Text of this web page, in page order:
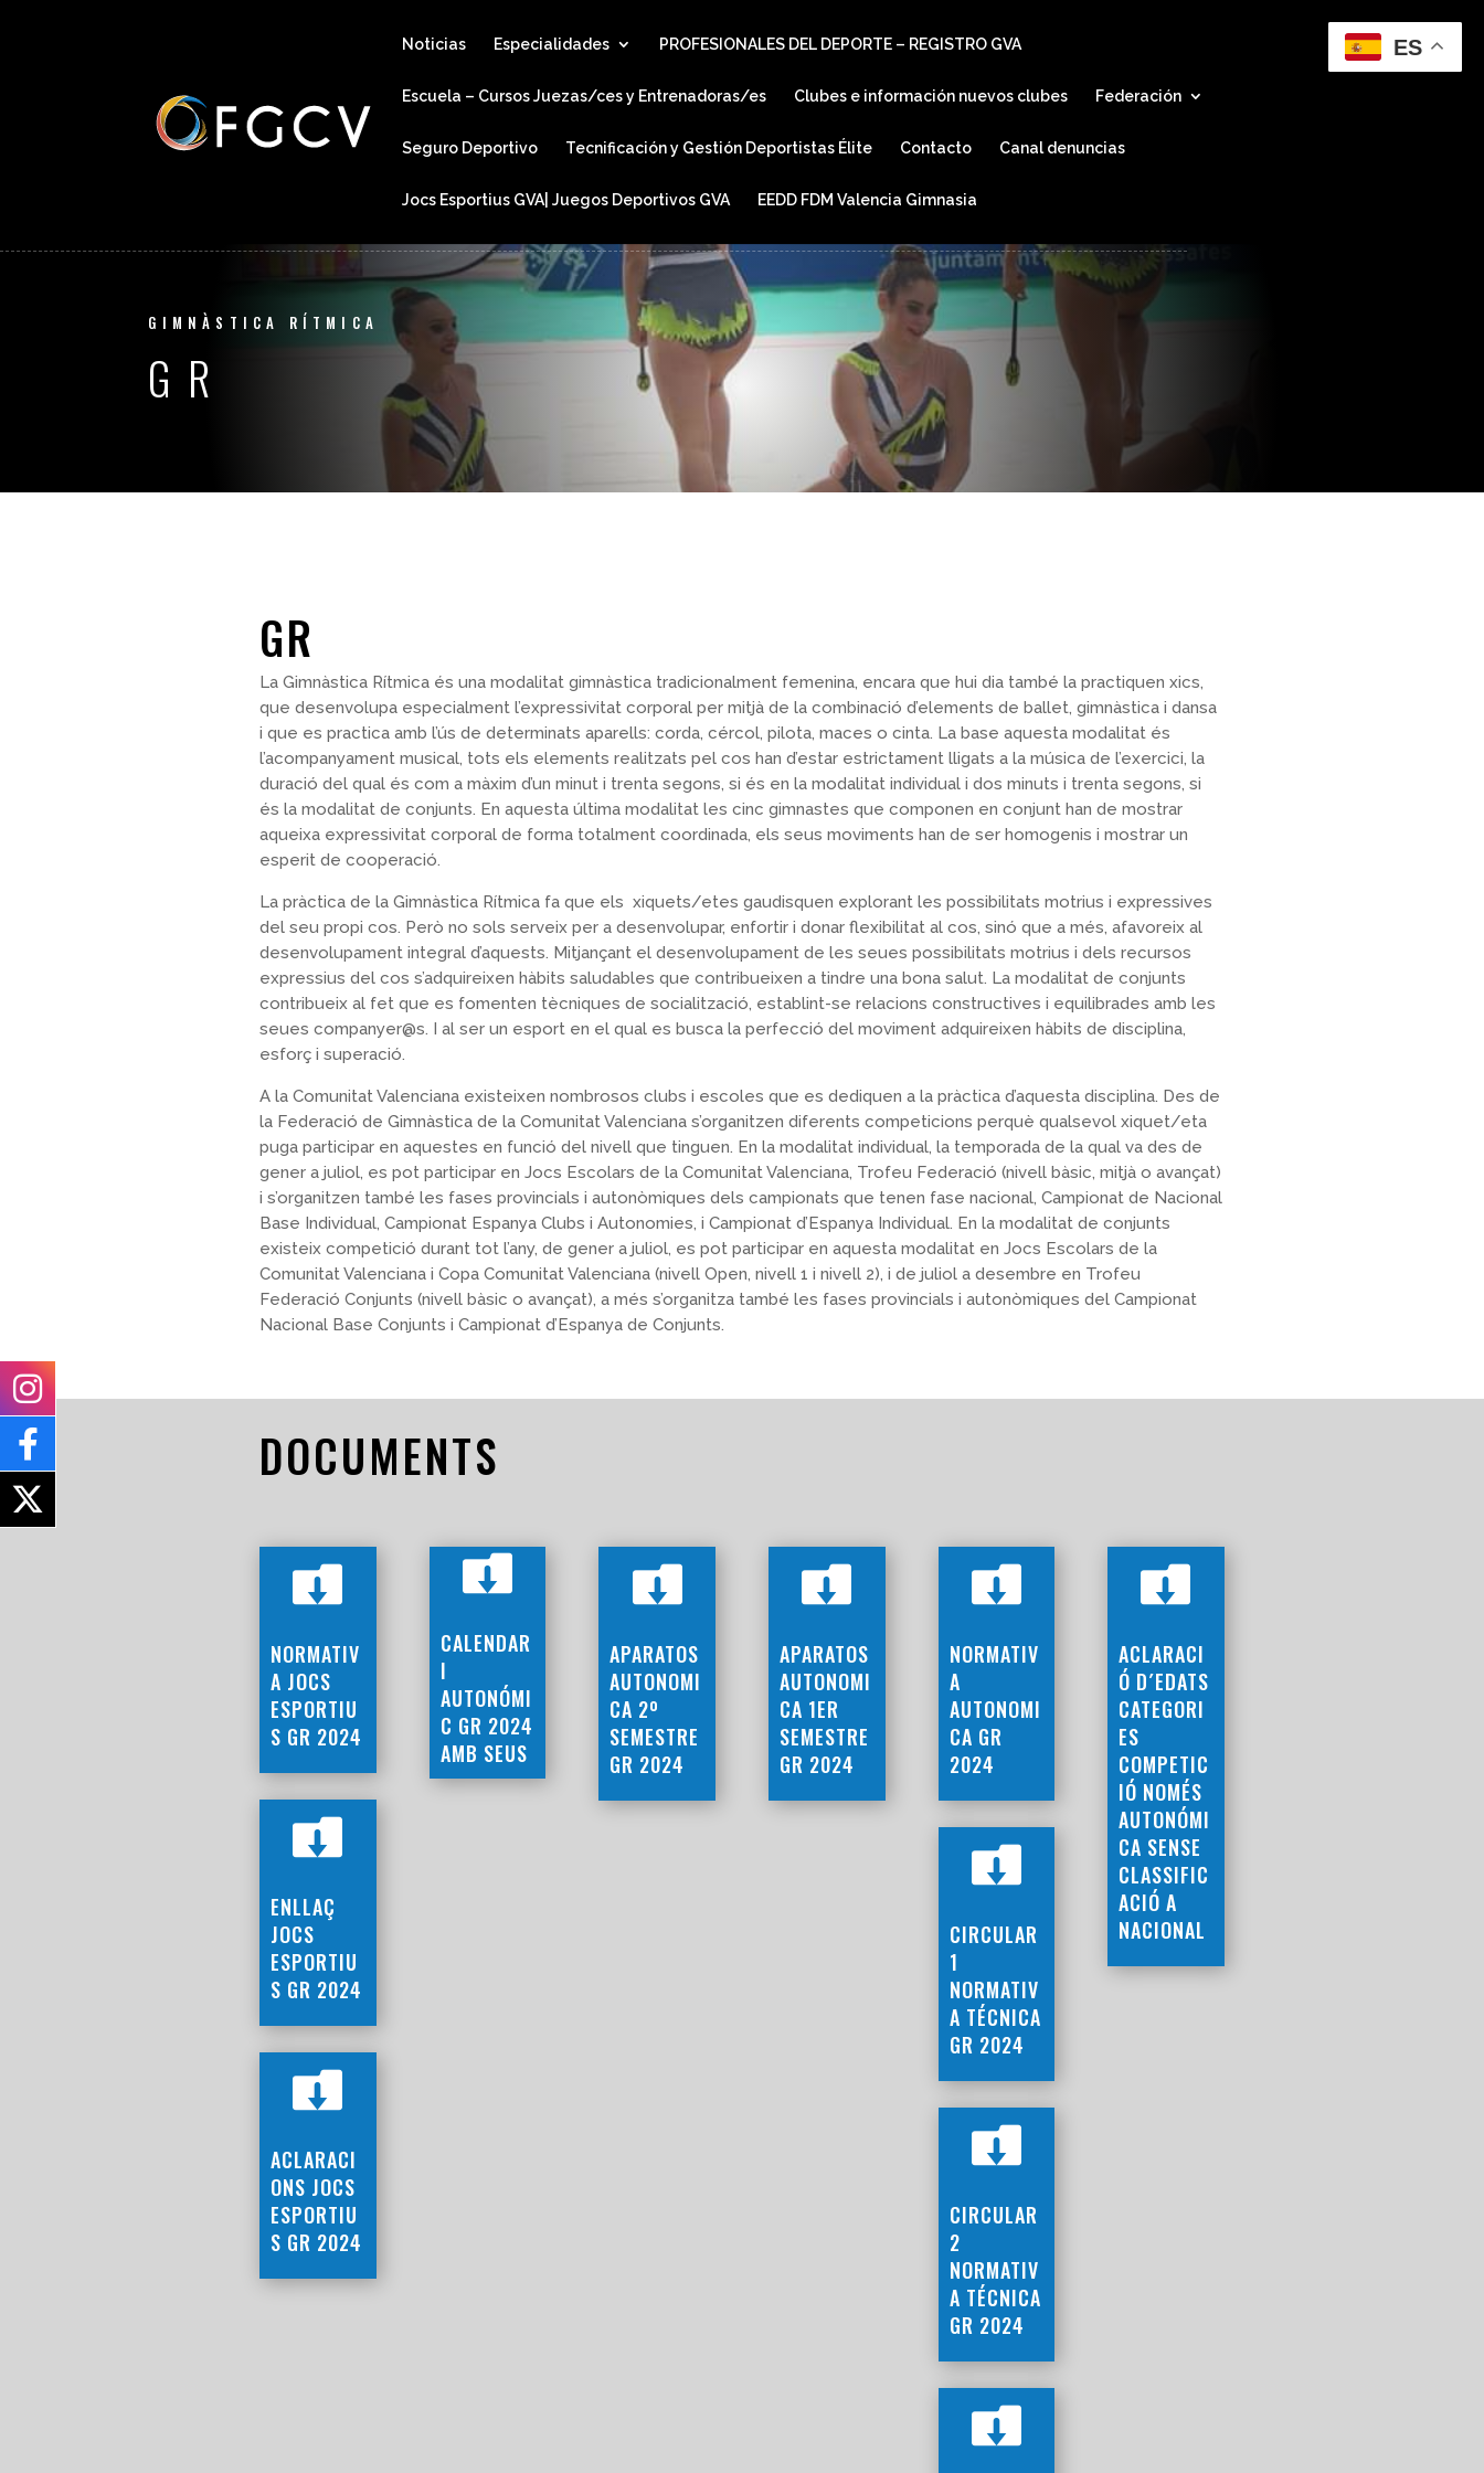
Noticias Especialidades PROFESIONALES DEL DEPORTE – REGISTRO GVA
Escuela – Cursos Juezas/ces y Entrenadoras/es Clubes e información nuevos clubes Federación
Seguro Deportivo Tecnificación y Gestión Deportistas Élite Contacto Canal denuncias
Jocs Esportius GVA| Juegos Deportivos GVA EEDD FDM Valencia Gimnasia
GIMNÀSTICA RÍTMICA
GR
GR
La Gimnàstica Rítmica és una modalitat gimnàstica tradicionalment femenina, encara que hui dia també la practiquen xics,
que desenvolupa especialment l’expressivitat corporal per mitjà de la combinació d’elements de ballet, gimnàstica i dansa
i que es practica amb l’ús de determinats aparells: corda, cércol, pilota, maces o cinta. La base aquesta modalitat és
l’acompanyament musical, tots els elements realitzats pel cos han d’estar estrictament lligats a la música de l’exercici, la
duració del qual és com a màxim d’un minut i trenta segons, si és en la modalitat individual i dos minuts i trenta segons, si
és la modalitat de conjunts. En aquesta última modalitat les cinc gimnastes que componen en conjunt han de mostrar
aqueixa expressivitat corporal de forma totalment coordinada, els seus moviments han de ser homogenis i mostrar un
esperit de cooperació.
La pràctica de la Gimnàstica Rítmica fa que els xiquets/etes gaudisquen explorant les possibilitats motrius i expressives
del seu propi cos. Però no sols serveix per a desenvolupar, enfortir i donar flexibilitat al cos, sinó que a més, afavoreix al
desenvolupament integral d’aquests. Mitjançant el desenvolupament de les seues possibilitats motrius i dels recursos
expressius del cos s’adquireixen hàbits saludables que contribueixen a tindre una bona salut. La modalitat de conjunts
contribueix al fet que es fomenten tècniques de socialització, establint-se relacions constructives i equilibrades amb les
seues companyer@s. I al ser un esport en el qual es busca la perfecció del moviment adquireixen hàbits de disciplina,
esforç i superació.
A la Comunitat Valenciana existeixen nombrosos clubs i escoles que es dediquen a la pràctica d’aquesta disciplina. Des de
la Federació de Gimnàstica de la Comunitat Valenciana s’organitzen diferents competicions perquè qualsevol xiquet/eta
puga participar en aquestes en funció del nivell que tinguen. En la modalitat individual, la temporada de la qual va des de
gener a juliol, es pot participar en Jocs Escolars de la Comunitat Valenciana, Trofeu Federació (nivell bàsic, mitjà o avançat)
i s’organitzen també les fases provincials i autonòmiques dels campionats que tenen fase nacional, Campionat de Nacional
Base Individual, Campionat Espanya Clubs i Autonomies, i Campionat d’Espanya Individual. En la modalitat de conjunts
existeix competició durant tot l’any, de gener a juliol, es pot participar en aquesta modalitat en Jocs Escolars de la
Comunitat Valenciana i Copa Comunitat Valenciana (nivell Open, nivell 1 i nivell 2), i de juliol a desembre en Trofeu
Federació Conjunts (nivell bàsic o avançat), a més s’organitza també les fases provincials i autonòmiques del Campionat
Nacional Base Conjunts i Campionat d’Espanya de Conjunts.
DOCUMENTS

NORMATIV
A JOCS
ESPORTIU
S GR 2024

ENLLAÇ
JOCS
ESPORTIU
S GR 2024

ACLARACI
ONS JOCS
ESPORTIU
S GR 2024

CALENDAR
I
AUTONÓMI
C GR 2024
AMB SEUS

APARATOS
AUTONOMI
CA 2º
SEMESTRE
GR 2024

APARATOS
AUTONOMI
CA 1ER
SEMESTRE
GR 2024

NORMATIV
A
AUTONOMI
CA GR
2024

CIRCULAR
1
NORMATIV
A TÉCNICA
GR 2024

CIRCULAR
2
NORMATIV
A TÉCNICA
GR 2024


ACLARACI
Ó D´EDATS
CATEGORI
ES
COMPETIC
IÓ NOMÉS
AUTONÓMI
CA SENSE
CLASSIFIC
ACIÓ A
NACIONAL
ES